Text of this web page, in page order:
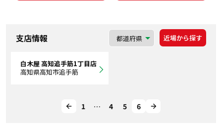
支店情報 近場から探す
白木屋 高知追手筋1丁目店
高知県高知市追手筋
1 … 4 5 6